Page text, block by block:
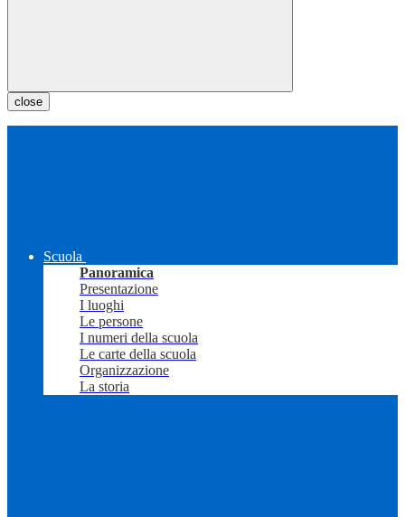
close
Scuola
Panoramica
Presentazione
I luoghi
Le persone
I numeri della scuola
Le carte della scuola
Organizzazione
La storia